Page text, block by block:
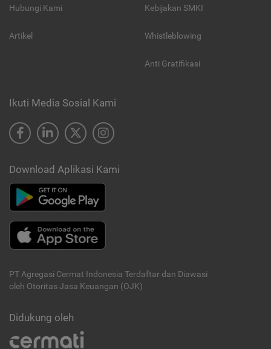
Hubungi Kami
Artikel
Kebijakan SMKI
Whistleblowing
Anti Gratifikasi
Ikuti Media Sosial Kami
Download Aplikasi Kami
PT Agregasi Cermat Indonesia Terdaftar dan Diawasi
oleh Otoritas Jasa Keuangan (OJK)
Didukung oleh